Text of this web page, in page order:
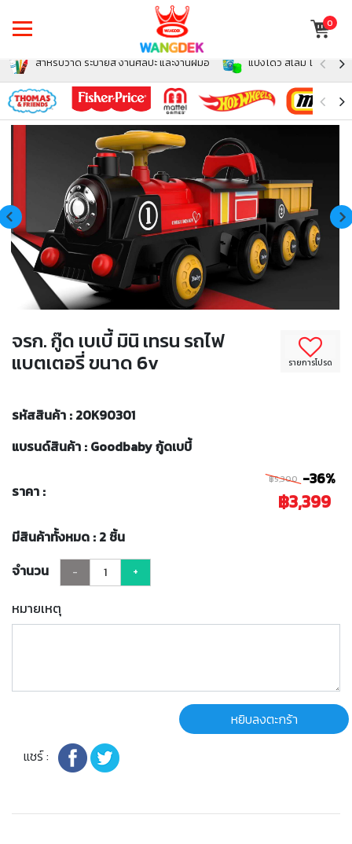
0
สำหรับวาด ระบายสี งานศิลปะ และงานฝีมือ แป้งโดว์ สไลม์ โฟม สำห
รายการโปรด
จรก. กู๊ด เบเบี้ มินิ เทรน รถไฟ
แบตเตอรี่ ขนาด 6v
รหัสสินค้า : 20K90301
แบรนด์สินค้า : Goodbaby กู้ดเบบี้
ราคา :
฿5,300 -36%
฿3,399
มีสินค้าทั้งหมด : 2 ชิ้น
จำนวน
- +
หมายเหตุ
หยิบลงตะกร้า
แชร์ :